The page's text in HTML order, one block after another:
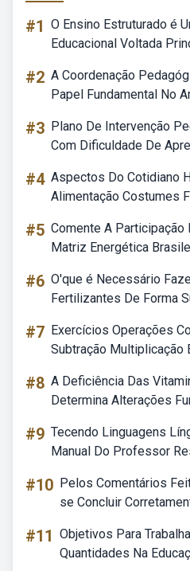
#1 O Ensino Estruturado é
Educacional Voltada
#2 A Coordenação
Papel Fundamental No
#3 Plano De Intervenção
Com Dificuldade De
#4 Aspectos Do Cotidiano
Alimentação Costumes
#5 Comente A Participação
Matriz Energética
#6 O'que é Necessário
Fertilizantes De Forma
#7 Exercícios Operações
Subtração Multiplicação
#8 A Deficiência Das
Determina Alterações
#9 Tecendo Linguagens
Manual Do Professor
#10 Pelos Comentários
se Concluir
#11 Objetivos Para
Quantidades Na